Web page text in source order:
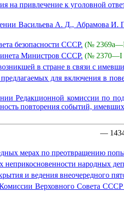
на привлечение к уголовной
Васильева А. Д., Абрамова
безопасности СССР. (№ 2369а—I
Министров СССР. (№ 2370—I
в стране в связи с
для включения в
Редакционной комиссии по
повторения событий,
—
мерах по преотвращению
народных
и ведения внеочередного
Верховного Совета СССР